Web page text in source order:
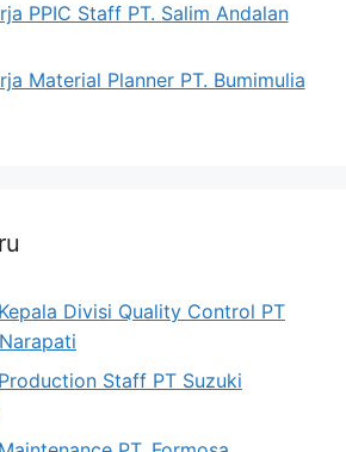
PPIC Staff PT. Salim Andalan
Material Planner PT. Bumimulia
Divisi Quality Control PT
Staff PT Suzuki